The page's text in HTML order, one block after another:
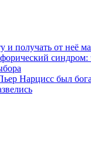
и получать от неё
синдром:
Нарцисс был